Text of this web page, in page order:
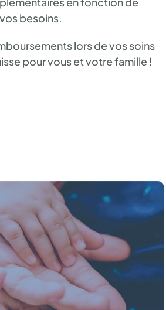
besoins.
lors de vos soins
pour vous et votre famille !